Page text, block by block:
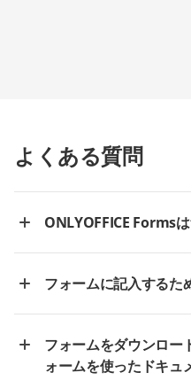
よくある質問
ONLYOFFICE Forms
フォームに記入するた
フォームをダウンロー
ォームを使ったドキュ